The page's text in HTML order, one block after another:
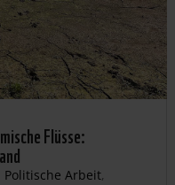
Flüsse:
Politische Arbeit,